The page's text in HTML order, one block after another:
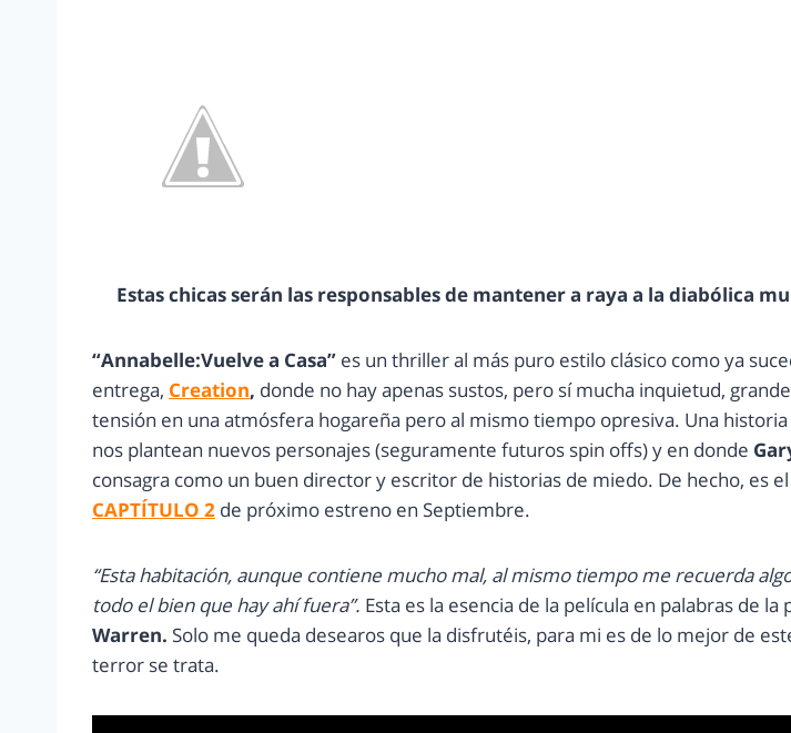
Estas chicas serán las responsables de mantener a raya a la diabólica
“Annabelle:Vuelve a Casa” es un thriller al más puro estilo clásico como ya
entrega, Creation, donde no hay apenas sustos, pero sí mucha inquietud,
tensión en una atmósfera hogareña pero al mismo tiempo opresiva. Una historia
nos plantean nuevos personajes (seguramente futuros spin offs) y en donde
consagra como un buen director y escritor de historias de miedo. De hecho, es
CAPTÍTULO 2 de próximo estreno en Septiembre.
“Esta habitación, aunque contiene mucho mal, al mismo tiempo me recuerda
todo el bien que hay ahí fuera”. Esta es la esencia de la película en palabras de la
Warren. Solo me queda desearos que la disfrutéis, para mi es de lo mejor de
terror se trata.